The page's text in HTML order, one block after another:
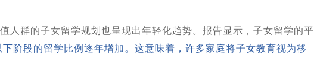
人群的子女留学规划也呈现出年轻化趋势。报告显示，子女留学的平
下阶段的留学比例逐年增加。这意味着，许多家庭将子女教育视为移